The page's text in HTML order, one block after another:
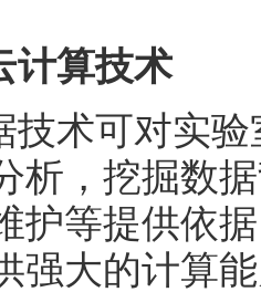
计算技术
技术可对实
析，挖掘数
护等提供依
强大的计算